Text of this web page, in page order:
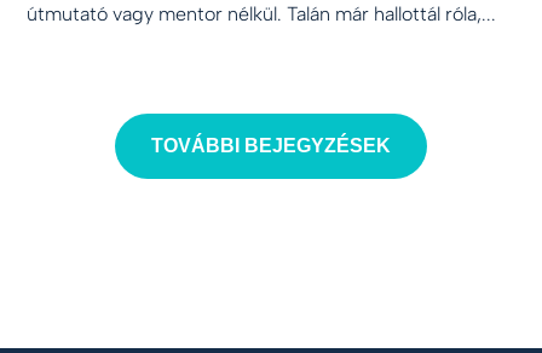
útmutató vagy mentor nélkül. Talán már hallottál róla,...
TOVÁBBI BEJEGYZÉSEK